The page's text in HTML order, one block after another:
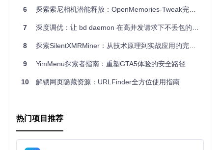
式解决方案，降低了高级技术应用的门槛。
结语
Sch_Bypass不仅仅是一款工具，它是对现代安全攻防领域的
界，在保护与进攻的平衡木上走得更远。对于追求高效、安全
得纳入武器库的强大装备。开始你的探险之旅，解锁更多可能
6 探索索尼相机潜能释放：OpenMemories-Tweak完全指南
7 深度调优：让 bd daemon 在高并发请求下不丢包的秘籍
8 探索SilentXMRMiner：从技术原理到实战应用的完整路径
9 YimMenu探索者指南：重塑GTA5体验的安全路径
10 解锁网页隐藏资源：URLFinder全方位使用指南
热门项目推荐